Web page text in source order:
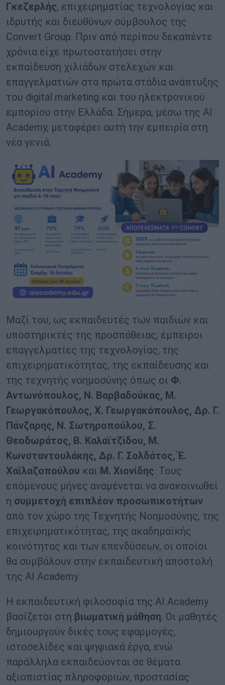
Γκεζερλής, επιχειρηματίας τεχνολογίας και
ιδρυτής και διευθύνων σύμβουλος της
Convert Group. Πριν από περίπου δεκαπέντε
χρόνια είχε πρωτοστατήσει στην
εκπαίδευση χιλιάδων στελεχών και
επαγγελματιών στα πρώτα στάδια ανάπτυξης
του digital marketing και του ηλεκτρονικού
εμπορίου στην Ελλάδα. Σήμερα, μέσω της AI
Academy, μεταφέρει αυτή την εμπειρία στη
νέα γενιά.
Μαζί του, ως εκπαιδευτές των παιδιών και
υποστηρικτές της προσπάθειας, έμπειροι
επαγγελματίες της τεχνολογίας, της
επιχειρηματικότητας, της εκπαίδευσης και
της τεχνητής νοημοσύνης όπως οι Φ.
Αντωνόπουλος, Ν. Βαρβαδούκας, Μ.
Γεωργακόπουλος, Χ. Γεωργακόπουλος, Δρ. Γ.
Πάνζαρης, Ν. Σωτηροπούλου, Σ.
Θεοδωράτος, Β. Καλαϊτζίδου, Μ.
Κωνσταντουλάκης, Δρ. Γ. Σολδάτος, Έ.
Χαϊλαζοπούλου και Μ. Χιονίδης. Τους
επόμενους μήνες αναμένεται να ανακοινωθεί
η συμμετοχή επιπλέον προσωπικοτήτων
από τον χώρο της Τεχνητής Νοημοσύνης, της
επιχειρηματικότητας, της ακαδημαϊκής
κοινότητας και των επενδύσεων, οι οποίοι
θα συμβάλουν στην εκπαιδευτική αποστολή
της AI Academy.
Η εκπαιδευτική φιλοσοφία της AI Academy
βασίζεται στη βιωματική μάθηση. Οι μαθητές
δημιουργούν δικές τους εφαρμογές,
ιστοσελίδες και ψηφιακά έργα, ενώ
παράλληλα εκπαιδεύονται σε θέματα
αξιοπιστίας πληροφοριών, προστασίας